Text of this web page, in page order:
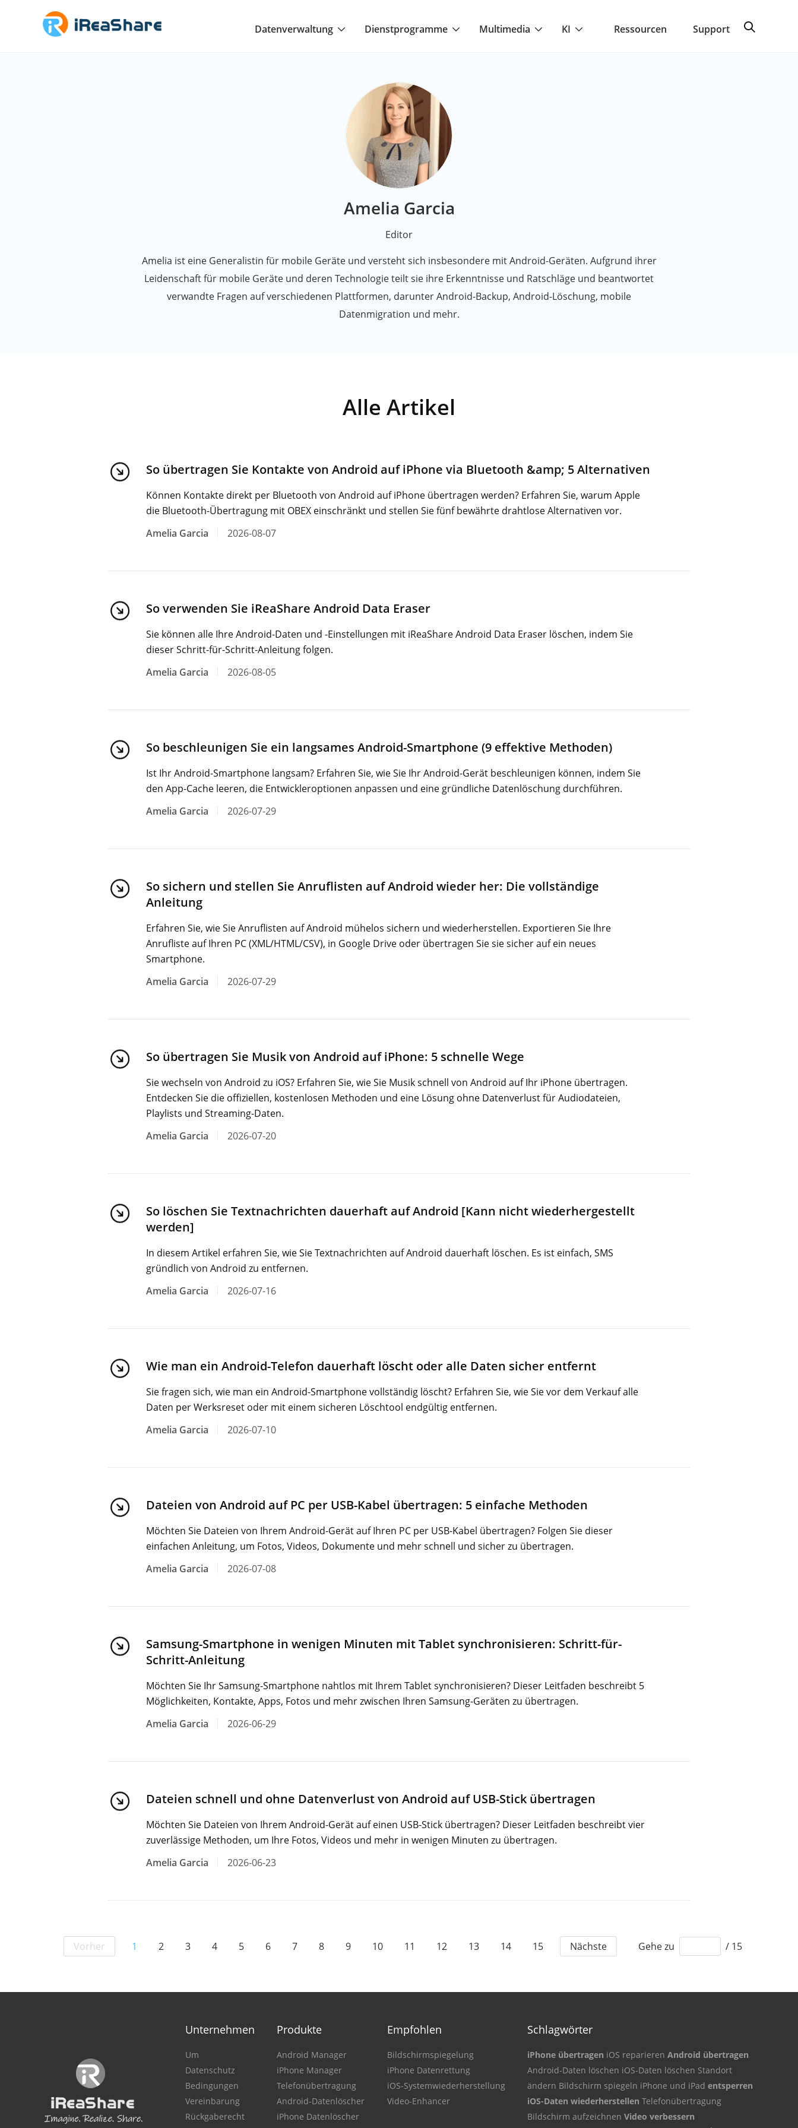
Datenverwaltung Dienstprogramme Multimedia KI Ressourcen Support
Amelia Garcia
Editor
Amelia ist eine Generalistin für mobile Geräte und versteht sich insbesondere mit Android-Geräten. Aufgrund ihrer
Leidenschaft für mobile Geräte und deren Technologie teilt sie ihre Erkenntnisse und Ratschläge und beantwortet
verwandte Fragen auf verschiedenen Plattformen, darunter Android-Backup, Android-Löschung, mobile
Datenmigration und mehr.
Alle Artikel
So übertragen Sie Kontakte von Android auf iPhone via Bluetooth &amp; 5 Alternativen
Können Kontakte direkt per Bluetooth von Android auf iPhone übertragen werden? Erfahren Sie, warum Apple
die Bluetooth-Übertragung mit OBEX einschränkt und stellen Sie fünf bewährte drahtlose Alternativen vor.
Amelia Garcia
2026-08-07
So verwenden Sie iReaShare Android Data Eraser
Sie können alle Ihre Android-Daten und -Einstellungen mit iReaShare Android Data Eraser löschen, indem Sie
dieser Schritt-für-Schritt-Anleitung folgen.
Amelia Garcia
2026-08-05
So beschleunigen Sie ein langsames Android-Smartphone (9 effektive Methoden)
Ist Ihr Android-Smartphone langsam? Erfahren Sie, wie Sie Ihr Android-Gerät beschleunigen können, indem Sie
den App-Cache leeren, die Entwickleroptionen anpassen und eine gründliche Datenlöschung durchführen.
Amelia Garcia
2026-07-29
So sichern und stellen Sie Anruflisten auf Android wieder her: Die vollständige
Anleitung
Erfahren Sie, wie Sie Anruflisten auf Android mühelos sichern und wiederherstellen. Exportieren Sie Ihre
Anrufliste auf Ihren PC (XML/HTML/CSV), in Google Drive oder übertragen Sie sie sicher auf ein neues
Smartphone.
Amelia Garcia
2026-07-29
So übertragen Sie Musik von Android auf iPhone: 5 schnelle Wege
Sie wechseln von Android zu iOS? Erfahren Sie, wie Sie Musik schnell von Android auf Ihr iPhone übertragen.
Entdecken Sie die offiziellen, kostenlosen Methoden und eine Lösung ohne Datenverlust für Audiodateien,
Playlists und Streaming-Daten.
Amelia Garcia
2026-07-20
So löschen Sie Textnachrichten dauerhaft auf Android [Kann nicht wiederhergestellt
werden]
In diesem Artikel erfahren Sie, wie Sie Textnachrichten auf Android dauerhaft löschen. Es ist einfach, SMS
gründlich von Android zu entfernen.
Amelia Garcia
2026-07-16
Wie man ein Android-Telefon dauerhaft löscht oder alle Daten sicher entfernt
Sie fragen sich, wie man ein Android-Smartphone vollständig löscht? Erfahren Sie, wie Sie vor dem Verkauf alle
Daten per Werksreset oder mit einem sicheren Löschtool endgültig entfernen.
Amelia Garcia
2026-07-10
Dateien von Android auf PC per USB-Kabel übertragen: 5 einfache Methoden
Möchten Sie Dateien von Ihrem Android-Gerät auf Ihren PC per USB-Kabel übertragen? Folgen Sie dieser
einfachen Anleitung, um Fotos, Videos, Dokumente und mehr schnell und sicher zu übertragen.
Amelia Garcia
2026-07-08
Samsung-Smartphone in wenigen Minuten mit Tablet synchronisieren: Schritt-für-
Schritt-Anleitung
Möchten Sie Ihr Samsung-Smartphone nahtlos mit Ihrem Tablet synchronisieren? Dieser Leitfaden beschreibt 5
Möglichkeiten, Kontakte, Apps, Fotos und mehr zwischen Ihren Samsung-Geräten zu übertragen.
Amelia Garcia
2026-06-29
Dateien schnell und ohne Datenverlust von Android auf USB-Stick übertragen
Möchten Sie Dateien von Ihrem Android-Gerät auf einen USB-Stick übertragen? Dieser Leitfaden beschreibt vier
zuverlässige Methoden, um Ihre Fotos, Videos und mehr in wenigen Minuten zu übertragen.
Amelia Garcia
2026-06-23
Vorher 1 2 3 4 5 6 7 8 9 10 11 12 13 14 15 Nächste Gehe zu / 15
Unternehmen
Um
Datenschutz
Bedingungen
Vereinbarung
Rückgaberecht
Produkte
Android Manager
iPhone Manager
Telefonübertragung
Android-Datenlöscher
iPhone Datenlöscher
Empfohlen
Bildschirmspiegelung
iPhone Datenrettung
iOS-Systemwiederherstellung
Video-Enhancer
Schlagwörter
iPhone übertragen iOS reparieren Android übertragen
Android-Daten löschen iOS-Daten löschen Standort
ändern Bildschirm spiegeln iPhone und iPad entsperren
iOS-Daten wiederherstellen Telefonübertragung
Bildschirm aufzeichnen Video verbessern